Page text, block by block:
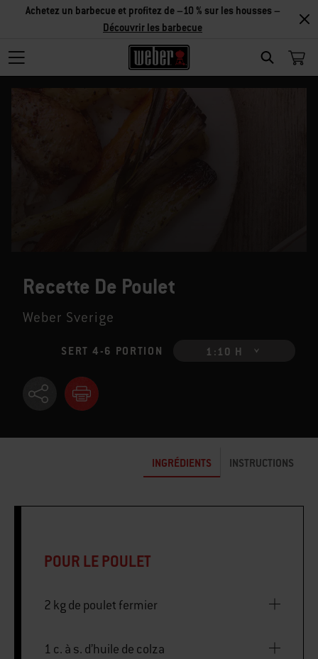
SEARCH
Achetez un barbecue et profitez de –10 % sur les housses –
Découvrir les barbecue
Recette De Poulet
Weber Sverige
SERT 4-6 PORTION 1:10 H
INGRÉDIENTS INSTRUCTIONS
POUR LE POULET
2 kg de poulet fermier
1 c. à s. d’huile de colza